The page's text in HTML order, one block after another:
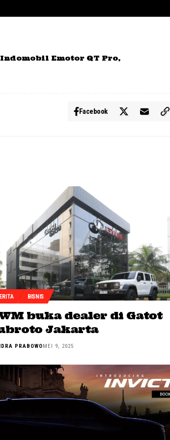
Indomobil Emotor QT Pro
Facebook
BISNIS
buka dealer di Gatot
Jakarta
PRABOWO MEI 9, 2025